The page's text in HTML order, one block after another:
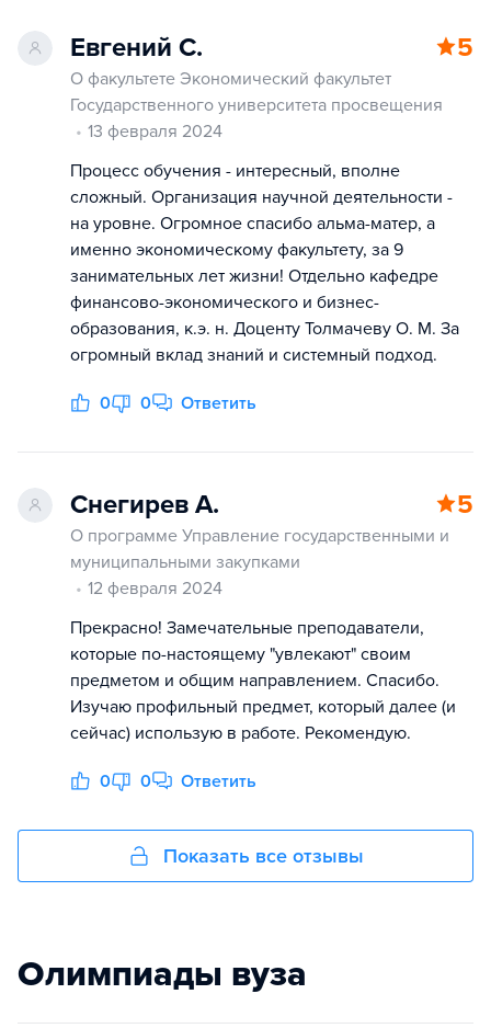
Евгений С. 5
О факультете Экономический факультет
Государственного университета просвещения
13 февраля 2024
Процесс обучения - интересный, вполне
сложный. Организация научной деятельности -
на уровне. Огромное спасибо альма-матер, а
именно экономическому факультету, за 9
занимательных лет жизни! Отдельно кафедре
финансово-экономического и бизнес-
образования, к.э. н. Доценту Толмачеву О. М. За
огромный вклад знаний и системный подход.
0 0 Ответить
Снегирев А. 5
О программе Управление государственными и
муниципальными закупками
12 февраля 2024
Прекрасно! Замечательные преподаватели,
которые по-настоящему "увлекают" своим
предметом и общим направлением. Спасибо.
Изучаю профильный предмет, который далее (и
сейчас) использую в работе. Рекомендую.
0 0 Ответить
Показать все отзывы
Олимпиады вуза